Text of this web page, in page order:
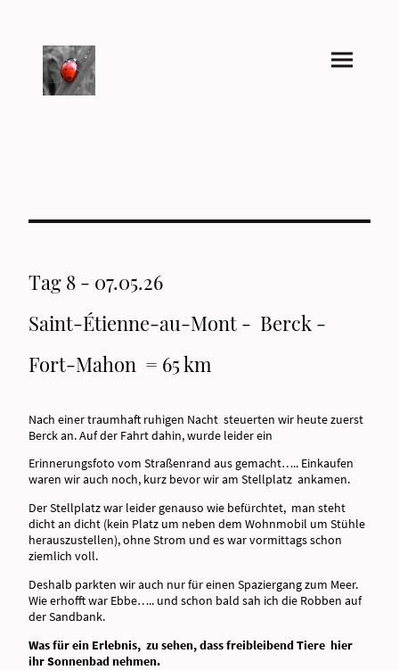
Tag 8 - 07.05.26
Saint-Étienne-au-Mont - Berck -
Fort-Mahon = 65 km
Nach einer traumhaft ruhigen Nacht steuerten wir heute zuerst
Berck an. Auf der Fahrt dahin, wurde leider ein
Erinnerungsfoto vom Straßenrand aus gemacht….. Einkaufen
waren wir auch noch, kurz bevor wir am Stellplatz ankamen.
Der Stellplatz war leider genauso wie befürchtet, man steht
dicht an dicht (kein Platz um neben dem Wohnmobil um Stühle
herauszustellen), ohne Strom und es war vormittags schon
ziemlich voll.
Deshalb parkten wir auch nur für einen Spaziergang zum Meer.
Wie erhofft war Ebbe….. und schon bald sah ich die Robben auf
der Sandbank.
Was für ein Erlebnis, zu sehen, dass freibleibend Tiere hier
ihr Sonnenbad nehmen.